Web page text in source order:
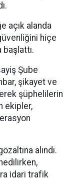
açık alanda
hiçe
Şube
şikayet ve
şüphelilerin
ekipler,
alındı.
idari trafik